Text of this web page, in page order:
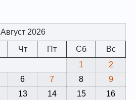
Август 2026
Чт Пт Сб
Вс
1
2
6 7 8
9
13 14 15
16